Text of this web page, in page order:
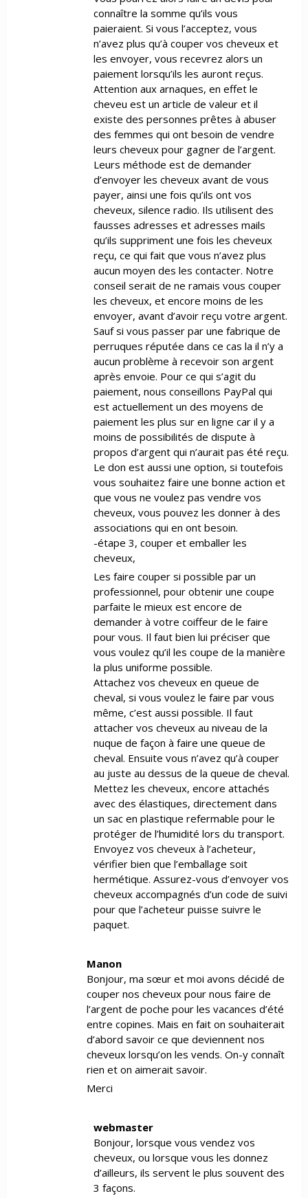
connaître la somme qu’ils vous
paieraient. Si vous l’acceptez, vous
n’avez plus qu’à couper vos cheveux et
les envoyer, vous recevrez alors un
paiement lorsqu’ils les auront reçus.
Attention aux arnaques, en effet le
cheveu est un article de valeur et il
existe des personnes prêtes à abuser
des femmes qui ont besoin de vendre
leurs cheveux pour gagner de l’argent.
Leurs méthode est de demander
d’envoyer les cheveux avant de vous
payer, ainsi une fois qu’ils ont vos
cheveux, silence radio. Ils utilisent des
fausses adresses et adresses mails
qu’ils suppriment une fois les cheveux
reçu, ce qui fait que vous n’avez plus
aucun moyen des les contacter. Notre
conseil serait de ne ramais vous couper
les cheveux, et encore moins de les
envoyer, avant d’avoir reçu votre argent.
Sauf si vous passer par une fabrique de
perruques réputée dans ce cas la il n’y a
aucun problème à recevoir son argent
après envoie. Pour ce qui s’agit du
paiement, nous conseillons PayPal qui
est actuellement un des moyens de
paiement les plus sur en ligne car il y a
moins de possibilités de dispute à
propos d’argent qui n’aurait pas été reçu.
Le don est aussi une option, si toutefois
vous souhaitez faire une bonne action et
que vous ne voulez pas vendre vos
cheveux, vous pouvez les donner à des
associations qui en ont besoin.
-étape 3, couper et emballer les
cheveux,
Les faire couper si possible par un
professionnel, pour obtenir une coupe
parfaite le mieux est encore de
demander à votre coiffeur de le faire
pour vous. Il faut bien lui préciser que
vous voulez qu’il les coupe de la manière
la plus uniforme possible.
Attachez vos cheveux en queue de
cheval, si vous voulez le faire par vous
même, c’est aussi possible. Il faut
attacher vos cheveux au niveau de la
nuque de façon à faire une queue de
cheval. Ensuite vous n’avez qu’à couper
au juste au dessus de la queue de cheval.
Mettez les cheveux, encore attachés
avec des élastiques, directement dans
un sac en plastique refermable pour le
protéger de l’humidité lors du transport.
Envoyez vos cheveux à l’acheteur,
vérifier bien que l’emballage soit
hermétique. Assurez-vous d’envoyer vos
cheveux accompagnés d’un code de suivi
pour que l’acheteur puisse suivre le
paquet.
Manon
Bonjour, ma sœur et moi avons décidé de
couper nos cheveux pour nous faire de
l’argent de poche pour les vacances d’été
entre copines. Mais en fait on souhaiterait
d’abord savoir ce que deviennent nos
cheveux lorsqu’on les vends. On-y connaît
rien et on aimerait savoir.
Merci
webmaster
Bonjour, lorsque vous vendez vos
cheveux, ou lorsque vous les donnez
d’ailleurs, ils servent le plus souvent des
3 façons.